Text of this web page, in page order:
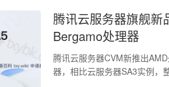
腾讯云服务器旗舰新
Bergamo处理器
腾讯云服务器CVM新推出
器，相比云服务器SA3实例，